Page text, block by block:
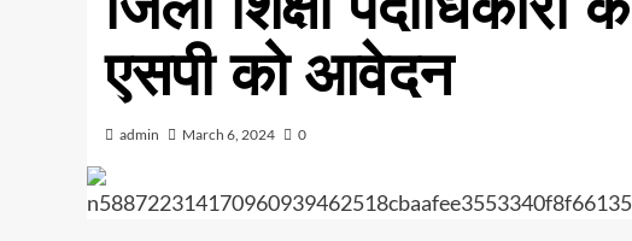
एसपी को आवेदन
admin March 6, 2024 0